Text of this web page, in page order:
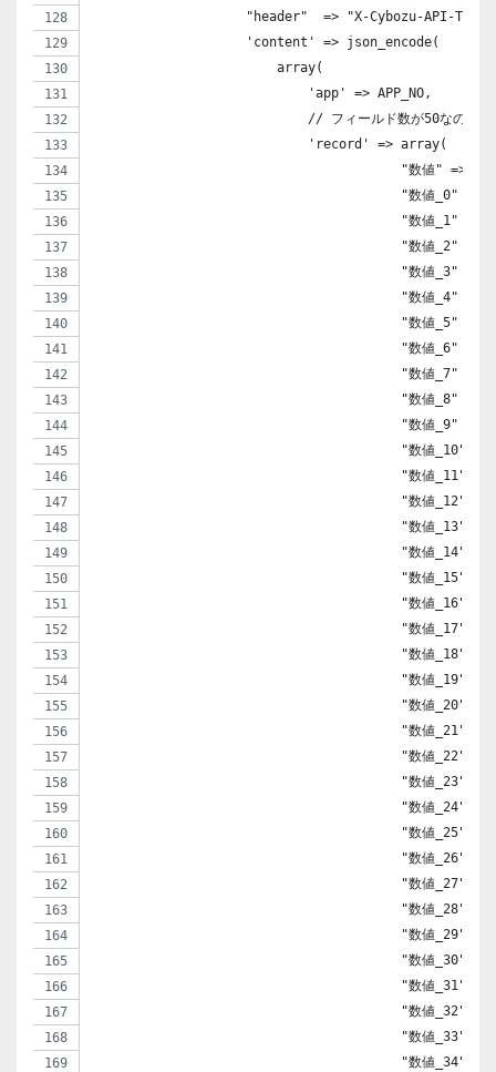
"header"  => "X-Cybozu-API-
                    'content' => json_encode(
                        array(
                            'app' => APP_NO,
// フィールド数が50なのは、
                            'record' => array(
"数値" =>
"数値_0" =>
"数値_1" =>
"数値_2" =>
"数値_3" =>
"数値_4" =>
"数値_5" =>
"数値_6" =>
"数値_7" =>
"数値_8" =>
"数値_9" =>
"数値_10"
"数値_11"
"数値_12"
"数値_13"
"数値_14"
"数値_15"
"数値_16"
"数値_17"
"数値_18"
"数値_19"
"数値_20"
"数値_21"
"数値_22"
"数値_23"
"数値_24"
"数値_25"
"数値_26"
"数値_27"
"数値_28"
"数値_29"
"数値_30"
"数値_31"
"数値_32"
"数値_33"
"数値_34"